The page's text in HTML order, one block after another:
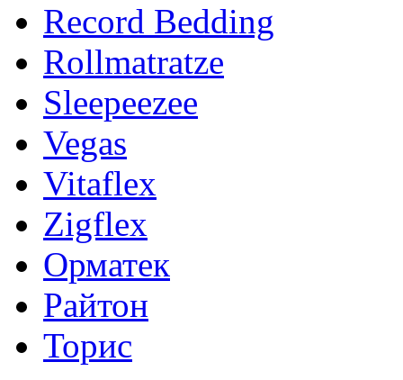
Record Bedding
Rollmatratze
Sleepeezee
Vegas
Vitaflex
Zigflex
Орматек
Райтон
Торис